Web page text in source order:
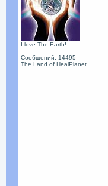
I love The Earth!
Сообщений: 14495
The Land of HealPlanet